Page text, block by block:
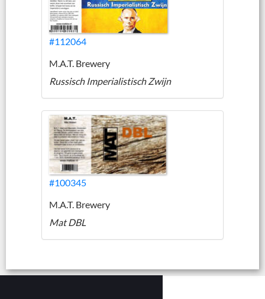
#112064
M.A.T. Brewery
Russisch Imperialistisch Zwijn
#100345
M.A.T. Brewery
Mat DBL